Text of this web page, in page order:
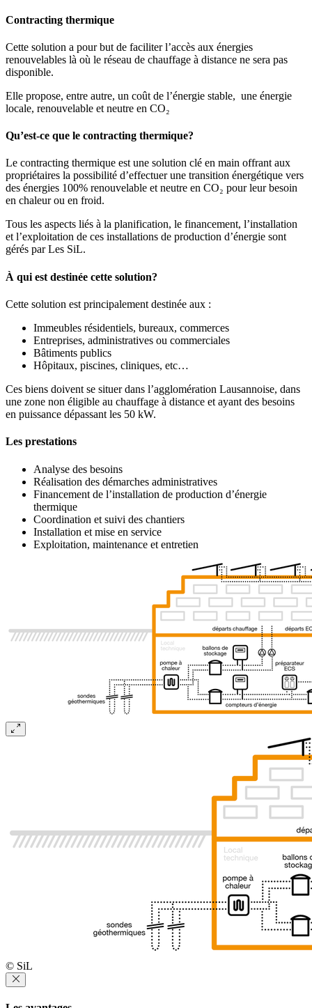
Contracting thermique
Cette solution a pour but de faciliter l’accès aux énergies
renouvelables là où le réseau de chauffage à distance ne sera pas
disponible.
Elle propose, entre autre, un coût de l’énergie stable, une énergie
locale, renouvelable et neutre en CO₂
Qu’est-ce que le contracting thermique?
Le contracting thermique est une solution clé en main offrant aux
propriétaires la possibilité d’effectuer une transition énergétique vers
des énergies 100% renouvelable et neutre en CO₂ pour leur besoin
en chaleur ou en froid.
Tous les aspects liés à la planification, le financement, l’installation
et l’exploitation de ces installations de production d’énergie sont
gérés par Les SiL.
À qui est destinée cette solution?
Cette solution est principalement destinée aux :
Immeubles résidentiels, bureaux, commerces
Entreprises, administratives ou commerciales
Bâtiments publics
Hôpitaux, piscines, cliniques, etc…
Ces biens doivent se situer dans l’agglomération Lausannoise, dans
une zone non éligible au chauffage à distance et ayant des besoins
en puissance dépassant les 50 kW.
Les prestations
Analyse des besoins
Réalisation des démarches administratives
Financement de l’installation de production d’énergie
thermique
Coordination et suivi des chantiers
Installation et mise en service
Exploitation, maintenance et entretien
© SiL